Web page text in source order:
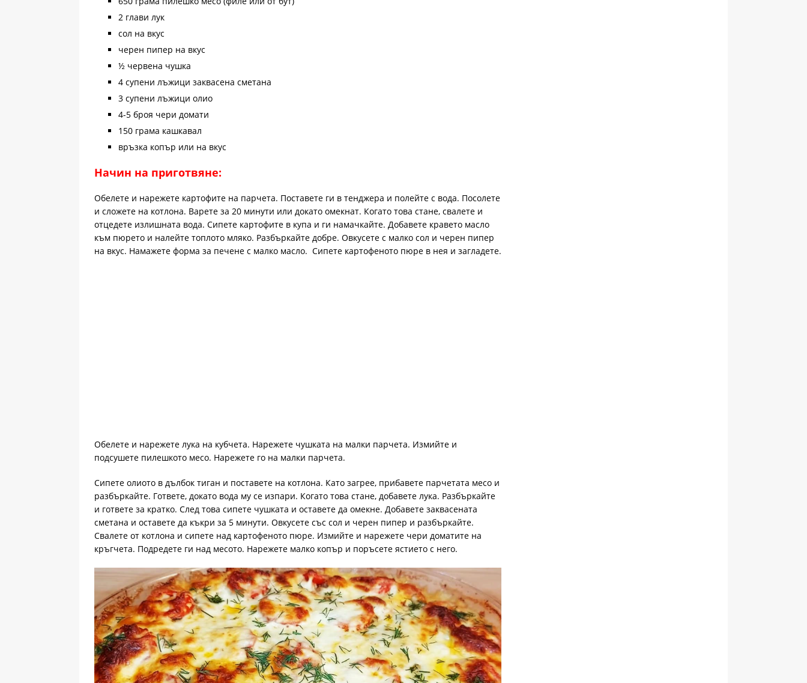
2 глави лук
сол на вкус
черен пипер на вкус
½ червена чушка
4 супени лъжици заквасена сметана
3 супени лъжици олио
4-5 броя чери домати
150 грама кашкавал
връзка копър или на вкус
Начин на приготвяне:
Обелете и нарежете картофите на парчета. Поставете ги в тенджера и полейте с вода. Посолете
и сложете на котлона. Варете за 20 минути или докато омекнат. Когато това стане, свалете и
отцедете излишната вода. Сипете картофите в купа и ги намачкайте. Добавете кравето масло
към пюрето и налейте топлото мляко. Разбъркайте добре. Овкусете с малко сол и черен пипер
на вкус. Намажете форма за печене с малко масло. Сипете картофеното пюре в нея и загладете.
Обелете и нарежете лука на кубчета. Нарежете чушката на малки парчета. Измийте и
подсушете пилешкото месо. Нарежете го на малки парчета.
Сипете олиото в дълбок тиган и поставете на котлона. Като загрее, прибавете парчетата месо и
разбъркайте. Гответе, докато вода му се изпари. Когато това стане, добавете лука. Разбъркайте
и гответе за кратко. След това сипете чушката и оставете да омекне. Добавете заквасената
сметана и оставете да къкри за 5 минути. Овкусете със сол и черен пипер и разбъркайте.
Свалете от котлона и сипете над картофеното пюре. Измийте и нарежете чери доматите на
кръгчета. Подредете ги над месото. Нарежете малко копър и поръсете ястието с него.